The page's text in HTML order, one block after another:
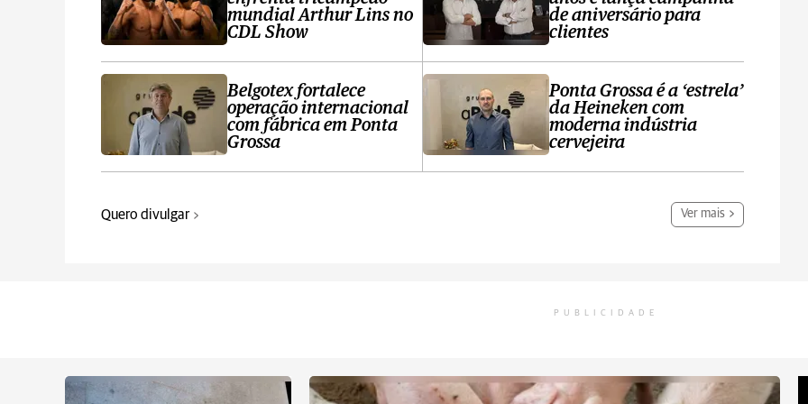
mundial Arthur Lins no
CDL Show
Belgotex fortalece
operação internacional
com fábrica em Ponta
Grossa
de aniversário para
clientes
Ponta Grossa é a ‘estrela’
da Heineken com
moderna indústria
cervejeira
Quero divulgar Ver mais
PUBLICIDADE